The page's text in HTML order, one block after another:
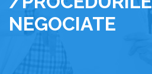
NEGOCIATE